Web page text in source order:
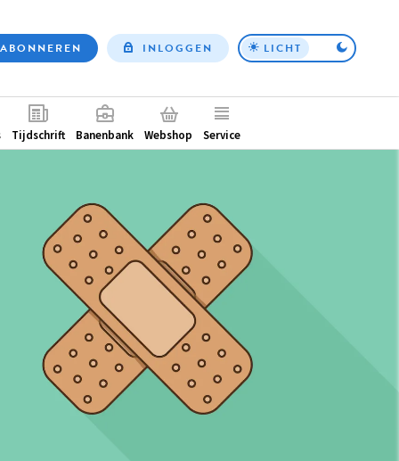
Top
ABONNEREN INLOGGEN LICHT
Tijdschrift Banenbank Webshop Service